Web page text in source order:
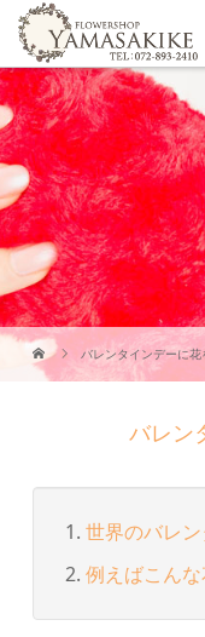
バレンタインデーに花
バレン
世界のバレ
例えばこん